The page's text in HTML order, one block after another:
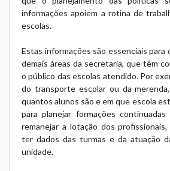
informações apoiem a rotina de
escolas.
Estas informações são essenciais para
demais áreas da secretaria, que têm
o público das escolas atendido. Por
do transporte escolar ou da
quantos alunos são e em que escola
para planejar formações
remanejar a lotação dos
ter dados das turmas e da atuação
unidade.